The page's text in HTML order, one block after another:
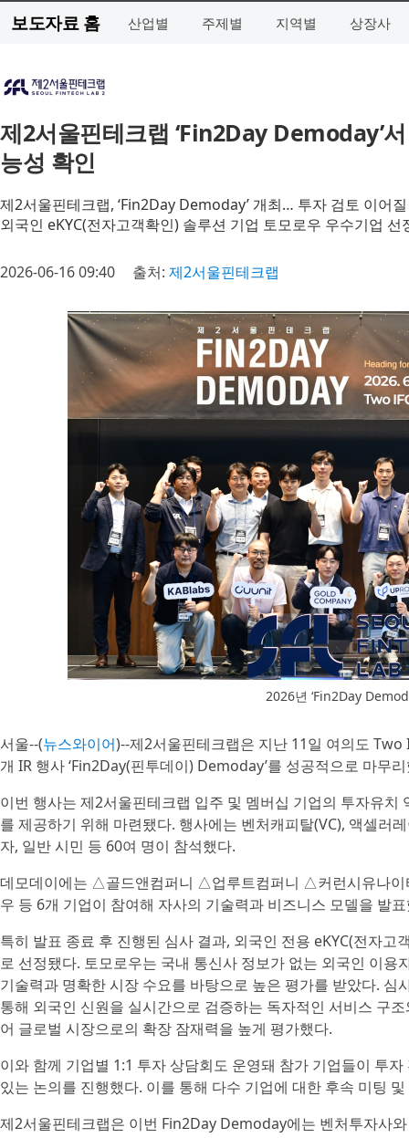
보도자료 홈 산업별 주제별 지역별 상장사
제2서울핀테크랩 ‘Fin2Day Demoday’
능성 확인
제2서울핀테크랩, ‘Fin2Day Demoday’ 개최… 투자 검토 이어
외국인 eKYC(전자고객확인) 솔루션 기업 토모로우 우수기업 선
2026-06-16 09:40 출처: 제2서울핀테크랩
2026년 ‘Fin2Day
서울--(뉴스와이어)--제2서울핀테크랩은 지난 11일 여의도
개 IR 행사 ‘Fin2Day(핀투데이) Demoday’를 성공적으로 마무
이번 행사는 제2서울핀테크랩 입주 및 멤버십 기업의 투자유
를 제공하기 위해 마련됐다. 행사에는 벤처캐피탈(VC), 액셀러
자, 일반 시민 등 60여 명이 참석했다.
데모데이에는 △골드앤컴퍼니 △업루트컴퍼니 △커런시유나
우 등 6개 기업이 참여해 자사의 기술력과 비즈니스 모델을 발
특히 발표 종료 후 진행된 심사 결과, 외국인 전용 eKYC(전자고
로 선정됐다. 토모로우는 국내 통신사 정보가 없는 외국인 이
기술력과 명확한 시장 수요를 바탕으로 높은 평가를 받았다.
통해 외국인 신원을 실시간으로 검증하는 독자적인 서비스 구
어 글로벌 시장으로의 확장 잠재력을 높게 평가했다.
이와 함께 기업별 1:1 투자 상담회도 운영돼 참가 기업들이 투
있는 논의를 진행했다. 이를 통해 다수 기업에 대한 후속 미팅
제2서울핀테크랩은 이번 Fin2Day Demoday에는 벤처투자사